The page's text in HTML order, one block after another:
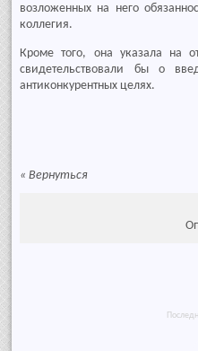
возложенных на него
коллегия.
Кроме того, она указала на
свидетельствовали бы о
антиконкурентных целях.
«Вернуться